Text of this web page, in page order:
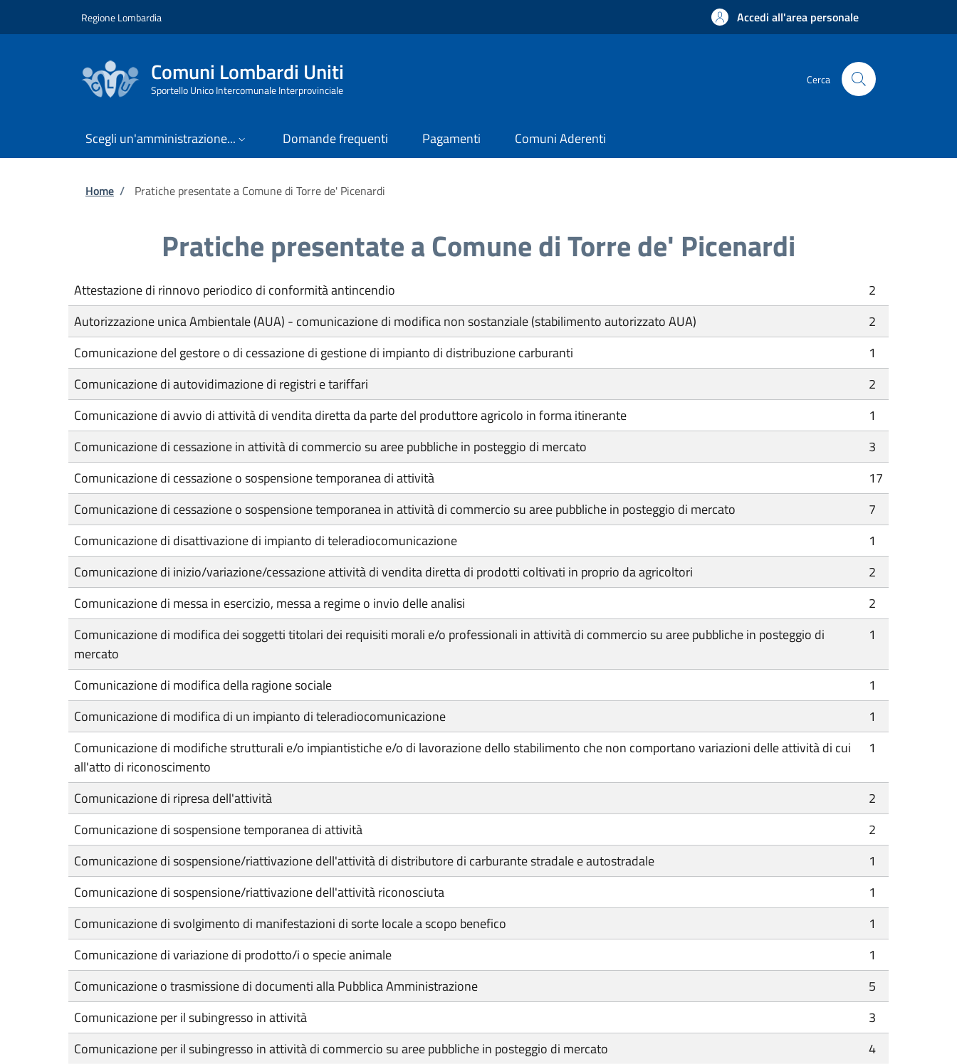
Regione Lombardia Accedi all'area personale
Comuni Lombardi Uniti
Sportello Unico Intercomunale Interprovinciale
Cerca
Scegli un'amministrazione... Domande frequenti Pagamenti Comuni Aderenti
Briciole di pane
Home / Pratiche presentate a Comune di Torre de' Picenardi
Pratiche presentate a Comune di Torre de' Picenardi
Attestazione di rinnovo periodico di conformità antincendio
2
Autorizzazione unica Ambientale (AUA) - comunicazione di modifica non sostanziale (stabilimento autorizzato AUA)
2
Comunicazione del gestore o di cessazione di gestione di impianto di distribuzione carburanti
1
Comunicazione di autovidimazione di registri e tariffari
2
Comunicazione di avvio di attività di vendita diretta da parte del produttore agricolo in forma itinerante
1
Comunicazione di cessazione in attività di commercio su aree pubbliche in posteggio di mercato
3
Comunicazione di cessazione o sospensione temporanea di attività
17
Comunicazione di cessazione o sospensione temporanea in attività di commercio su aree pubbliche in posteggio di mercato
7
Comunicazione di disattivazione di impianto di teleradiocomunicazione
1
Comunicazione di inizio/variazione/cessazione attività di vendita diretta di prodotti coltivati in proprio da agricoltori
2
Comunicazione di messa in esercizio, messa a regime o invio delle analisi
2
Comunicazione di modifica dei soggetti titolari dei requisiti morali e/o professionali in attività di commercio su aree pubbliche in posteggio di
mercato
1
Comunicazione di modifica della ragione sociale
1
Comunicazione di modifica di un impianto di teleradiocomunicazione
1
Comunicazione di modifiche strutturali e/o impiantistiche e/o di lavorazione dello stabilimento che non comportano variazioni delle attività di cui
all'atto di riconoscimento
1
Comunicazione di ripresa dell'attività
2
Comunicazione di sospensione temporanea di attività
2
Comunicazione di sospensione/riattivazione dell'attività di distributore di carburante stradale e autostradale
1
Comunicazione di sospensione/riattivazione dell'attività riconosciuta
1
Comunicazione di svolgimento di manifestazioni di sorte locale a scopo benefico
1
Comunicazione di variazione di prodotto/i o specie animale
1
Comunicazione o trasmissione di documenti alla Pubblica Amministrazione
5
Comunicazione per il subingresso in attività
3
Comunicazione per il subingresso in attività di commercio su aree pubbliche in posteggio di mercato
4